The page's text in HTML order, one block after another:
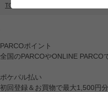
TOP
PARCOポイント
全国のPARCOやONLINE PARCO
ポケパル払い
初回登録＆お買物で最大1,500円